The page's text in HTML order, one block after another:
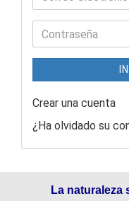
Crear una cuenta
¿Ha olvidado su
La